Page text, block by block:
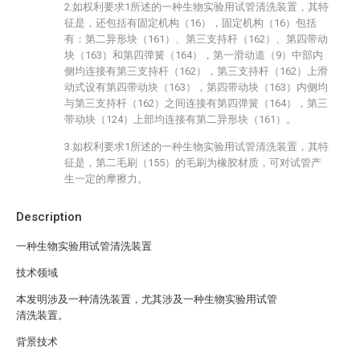
Description
一种生物实验用试管清洗装置
技术领域
本发明涉及一种清洗装置，尤其涉及一种生物实验用试管
清洗装置。
背景技术
2.如权利要求1所述的一种生物实验用试管清洗装置，其特
征是，还包括有固定机构（16），固定机构（16）包括
有：第二异形块（161）、第三支持杆（162）、第四带动
块（163）和第四弹簧（164），第一滑动道（9）中部内
侧均连接有第三支持杆（162），第三支持杆（162）上滑
动式设有第四带动块（163），第四带动块（163）内侧均
与第三支持杆（162）之间连接有第四弹簧（164），第三
带动块（124）上部均连接有第二异形块（161）。
3.如权利要求1所述的一种生物实验用试管清洗装置，其特
征是，第二毛刷（155）的毛刷为橡胶材质，可对试管产
生一定的摩擦力。